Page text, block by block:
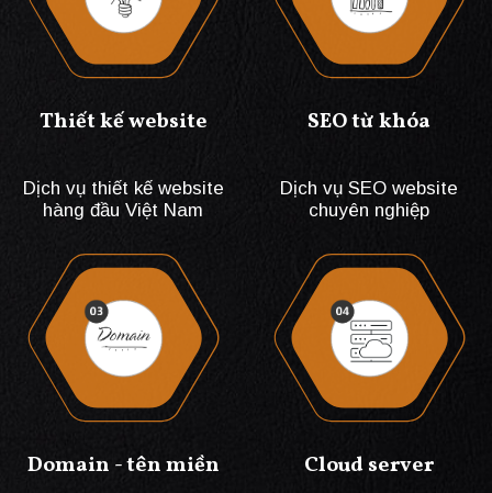
Thiết kế website
Dịch vụ thiết kế website
hàng đầu Việt Nam
SEO từ khóa
Dịch vụ SEO website
chuyên nghiệp
Domain - tên miền Cloud server